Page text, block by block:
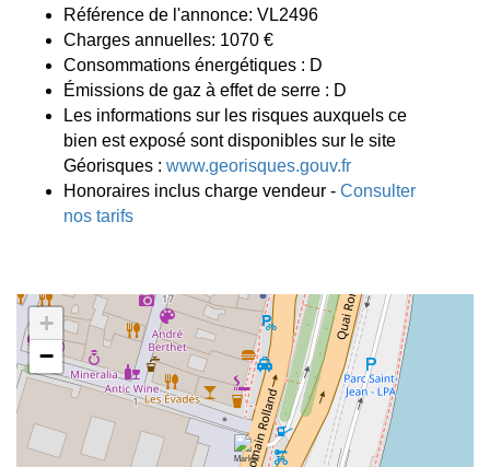
Référence de l'annonce: VL2496
Charges annuelles: 1070 €
Consommations énergétiques : D
Émissions de gaz à effet de serre : D
Les informations sur les risques auxquels ce
bien est exposé sont disponibles sur le site
Géorisques : www.georisques.gouv.fr
Honoraires inclus charge vendeur - Consulter
nos tarifs
+
−